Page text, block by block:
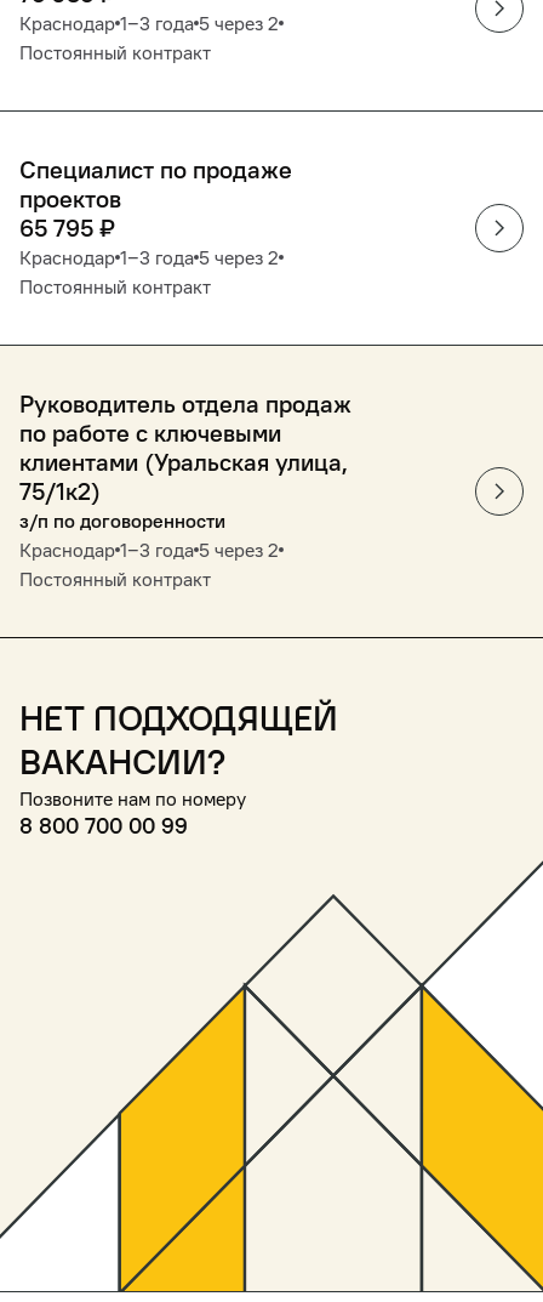
Краснодар 1‒3 года 5 через 2
Постоянный контракт
Специалист по продаже
проектов
65 795 ₽
Краснодар 1‒3 года 5 через 2
Постоянный контракт
Руководитель отдела продаж
по работе с ключевыми
клиентами (Уральская улица,
75/1к2)
з/п по договоренности
Краснодар 1‒3 года 5 через 2
Постоянный контракт
Нет подходящей
вакансии?
Позвоните нам по номеру
8 800 700 00 99